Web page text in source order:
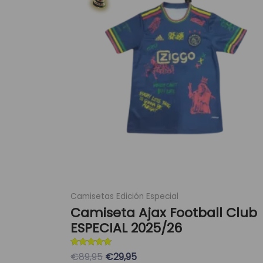
Camisetas Edición Especial
Camiseta Ajax Football Club
ESPECIAL 2025/26
Valorado con
5
€89,95
era:
89,95 €.
€29,95
es:
29,95 €.
múltiples
variantes.
Las
opciones
se
pueden
elegir
en
la